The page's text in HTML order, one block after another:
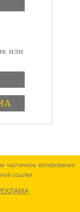
или
копирование
ссылки